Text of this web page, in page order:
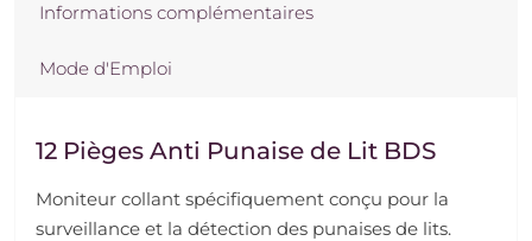
Informations complémentaires
Mode d'Emploi
12 Pièges Anti Punaise de Lit BDS
Moniteur collant spécifiquement conçu pour la
surveillance et la détection des punaises de lits.